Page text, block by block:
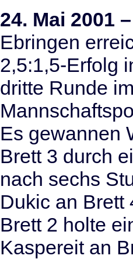
24. Mai 2001
Ebringen
2,5:1,5-Erfolg
dritte Runde
Es gewannen
Brett 3 durch
nach sechs
Dukic an Brett
Brett 2 holte
Kaspereit an